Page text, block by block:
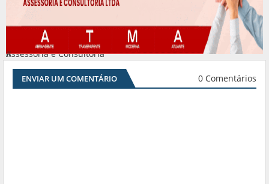
Assessoria e Consultoria
#
ENVIAR UM COMENTÁRIO 0 Comentários